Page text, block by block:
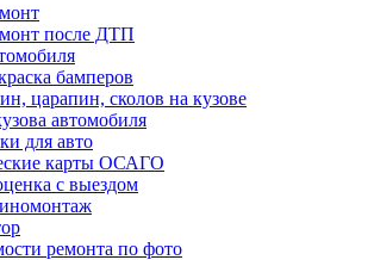
после ДТП
бамперов
царапин, сколов на кузове
автомобиля
для авто
карты ОСАГО
с выездом
ремонта по фото